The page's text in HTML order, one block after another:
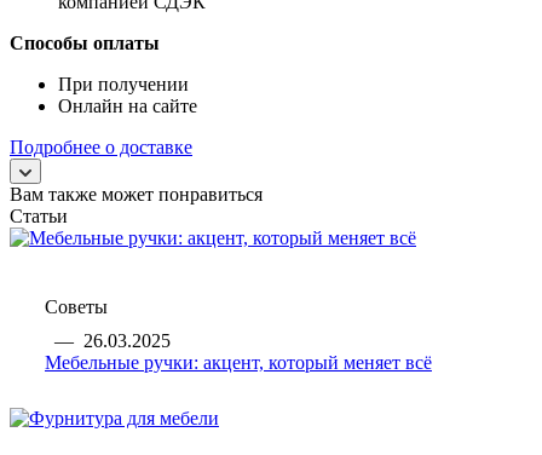
Способы оплаты
При получении
Онлайн на сайте
Подробнее о доставке
Вам также может понравиться
Статьи
Советы
— 26.03.2025
Мебельные ручки: акцент, который меняет всё